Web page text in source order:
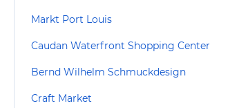
Markt Port Louis
Caudan Waterfront Shopping Center
Bernd Wilhelm Schmuckdesign
Craft Market